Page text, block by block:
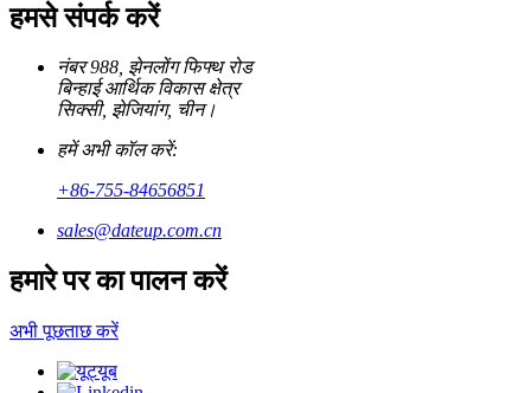
हमसे संपर्क करें
नंबर 988, झेनलोंग फिफ्थ रोड
बिन्हाई आर्थिक विकास क्षेत्र
सिक्सी, झेजियांग, चीन।
हमें अभी कॉल करें:
+86-755-84656851
sales@dateup.com.cn
हमारे पर का पालन करें
अभी पूछताछ करें